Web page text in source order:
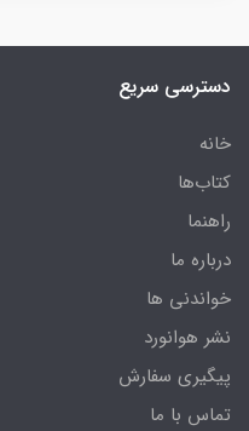
دسترسی سریع
خانه
کتاب‌ها
راهنما
درباره ما
خواندنی ها
نشر هوانورد
پیگیری سفارش
تماس با ما